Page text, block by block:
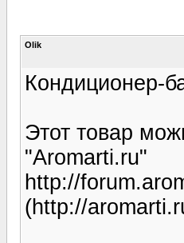
Olik
Кондиционер-
Этот товар
"Aromarti.ru"
http://
(http://